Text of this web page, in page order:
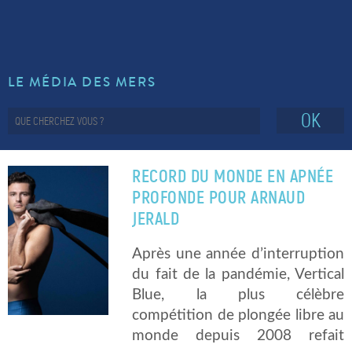
LE MÉDIA DES MERS
OK
RECORD DU MONDE EN APNÉE
PROFONDE POUR ARNAUD
JERALD
Après une année d’interruption
du fait de la pandémie, Vertical
Blue, la plus célèbre
compétition de plongée libre au
monde depuis 2008 refait